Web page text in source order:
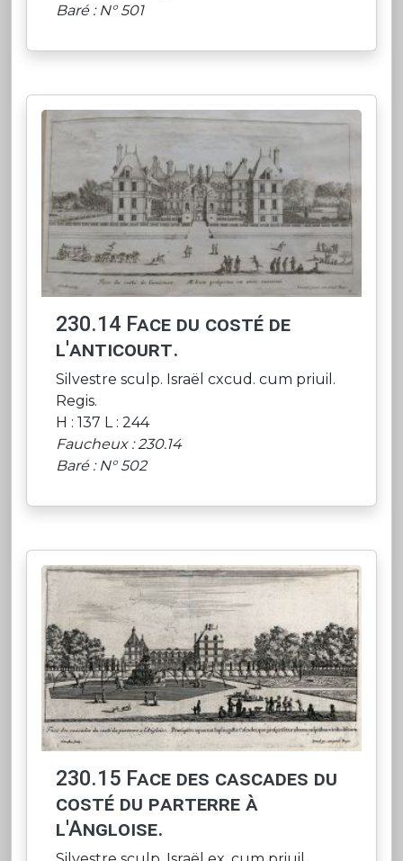
Baré : N° 501
230.14 Face du costé de
l'anticourt.
Silvestre sculp. Israël cxcud. cum priuil.
Regis.
H : 137 L : 244
Faucheux : 230.14
Baré : N° 502
230.15 Face des cascades du
costé du parterre à
l'Angloise.